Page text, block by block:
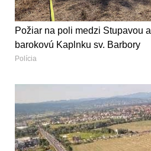
Požiar na poli medzi Stupavou
barokovú Kaplnku sv. Barbory
Polícia